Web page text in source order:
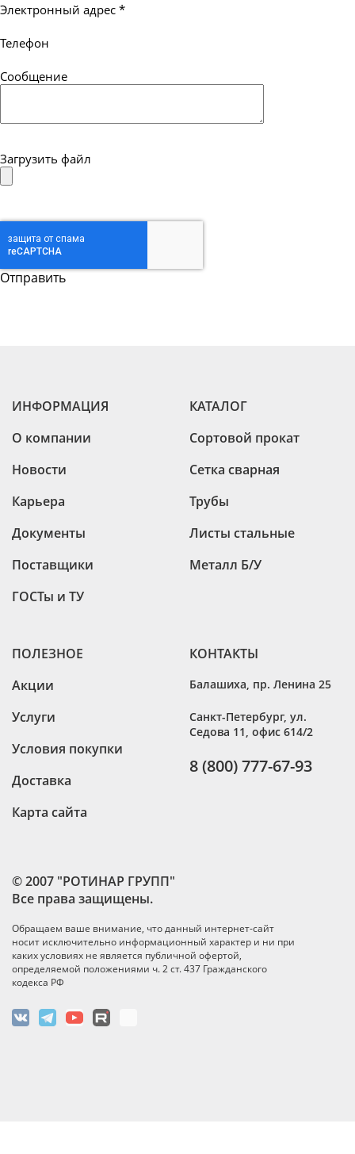
Электронный адрес *
Телефон
Сообщение
Загрузить файл
© 2007 "РОТИНАР ГРУПП"
Все права защищены.
Обращаем ваше внимание, что данный интернет-сайт
носит исключительно информационный характер и ни при
каких условиях не является публичной офертой,
определяемой положениями ч. 2 ст. 437 Гражданского
кодекса РФ
ИНФОРМАЦИЯ
О компании
Новости
Карьера
Документы
Поставщики
ГОСТы и ТУ
КАТАЛОГ
Сортовой прокат
Сетка сварная
Трубы
Листы стальные
Металл Б/У
ПОЛЕЗНОЕ
Акции
Услуги
Условия покупки
Доставка
Карта сайта
КОНТАКТЫ
Балашиха пр. Ленина 25
Санкт-Петербург, ул.
Седова 11, офис 614/2
8 (800) 777-67-93